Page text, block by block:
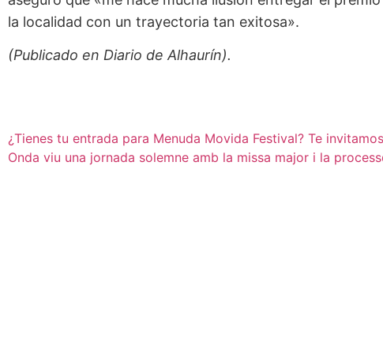
la localidad con un trayectoria tan exitosa».
(Publicado en Diario de Alhaurín).
¿Tienes tu entrada para Menuda Movida Festival? Te
Onda viu una jornada solemne amb la missa major i la